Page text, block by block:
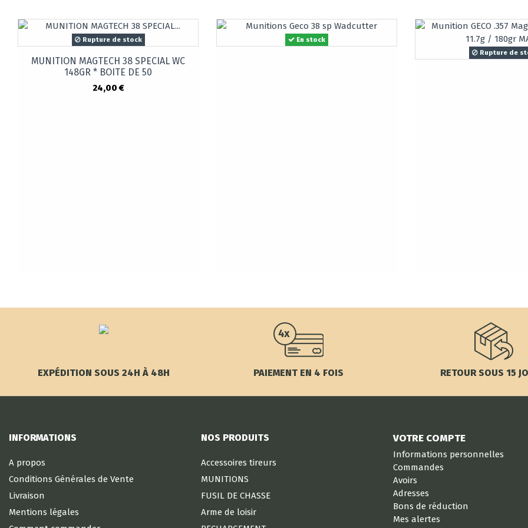
Rupture de stock
MUNITION MAGTECH 38 SPECIAL WC
148GR * BOITE DE 50
24,00 €
En stock
Rupture de
EXPÉDITION SOUS 24H À 48H PAIEMENT EN 4 FOIS RETOUR SOUS 15
INFORMATIONS
A propos
Conditions Générales de Vente
Livraison
Mentions légales
NOS PRODUITS
Accessoires tireurs
MUNITIONS
FUSIL DE CHASSE
Arme de loisir
VOTRE COMPTE
Informations personnelles
Commandes
Avoirs
Adresses
Bons de réduction
Mes alertes